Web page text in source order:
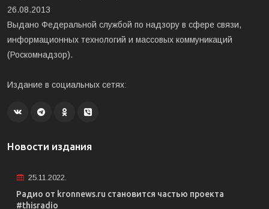
26.08.2013
Выдано Федеральной службой по надзору в сфере связи,
информационных технологий и массовых коммуникаций
(Роскомнадзор).
Издание в социальных сетях:
Новости издания
25.11.2022.
Радио от kronnews.ru становится частью проекта
#thisradio